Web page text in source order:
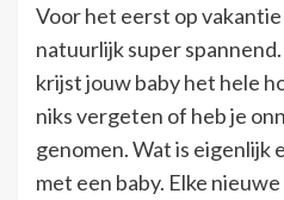
Voor het eerst op vakantie
natuurlijk super
krijst jouw baby het hele
niks vergeten of heb je
genomen. Wat is eigenlijk
met een baby. Elke